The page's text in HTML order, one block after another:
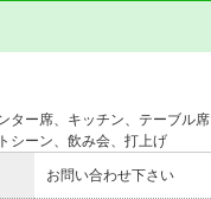
ター席、キッチン、テーブル席
シーン、飲み会、打上げ
お問い合わせ下さい